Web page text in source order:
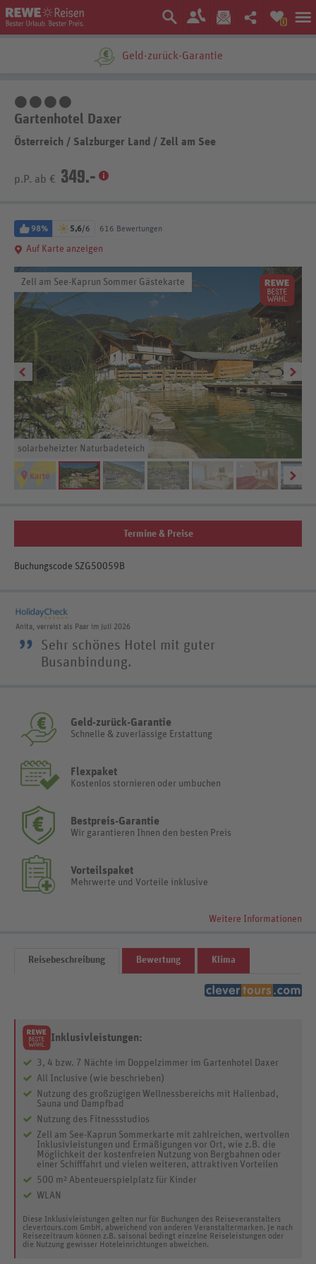
0
Geld-zurück-Garantie
Ein Unternehmen der
Gartenhotel Daxer
Österreich / Salzburger Land / Zell am See
p.P. ab € 349.-
98% 5,6/6 616 Bewertungen
Auf Karte anzeigen
Zell am See-Kaprun Sommer Gästekarte
solarbeheizter Naturbadeteich
Termine & Preise
Buchungscode SZG50059B
Anita, verreist als Paar im Juli 2026
”
Sehr schönes Hotel mit guter
Busanbindung.
Geld-zurück-Garantie
Schnelle & zuverlässige Erstattung
Flexpaket
Kostenlos stornieren oder umbuchen
Bestpreis-Garantie
Wir garantieren Ihnen den besten Preis
Vorteilspaket
Mehrwerte und Vorteile inklusive
Weitere Informationen
Reisebeschreibung Bewertung Klima
Inklusivleistungen:
3, 4 bzw. 7 Nächte im Doppelzimmer im Gartenhotel Daxer
All Inclusive (wie beschrieben)
Nutzung des großzügigen Wellnessbereichs mit Hallenbad,
Sauna und Dampfbad
Nutzung des Fitnessstudios
Zell am See-Kaprun Sommerkarte mit zahlreichen, wertvollen
Inklusivleistungen und Ermäßigungen vor Ort, wie z.B. die
Möglichkeit der kostenfreien Nutzung von Bergbahnen oder
einer Schifffahrt und vielen weiteren, attraktiven Vorteilen
500 m² Abenteuerspielplatz für Kinder
WLAN
Diese Inklusivleistungen gelten nur für Buchungen des Reiseveranstalters
clevertours.com GmbH, abweichend von anderen Veranstaltermarken. Je nach
Reisezeitraum können z.B. saisonal bedingt einzelne Reiseleistungen oder
die Nutzung gewisser Hoteleinrichtungen abweichen.